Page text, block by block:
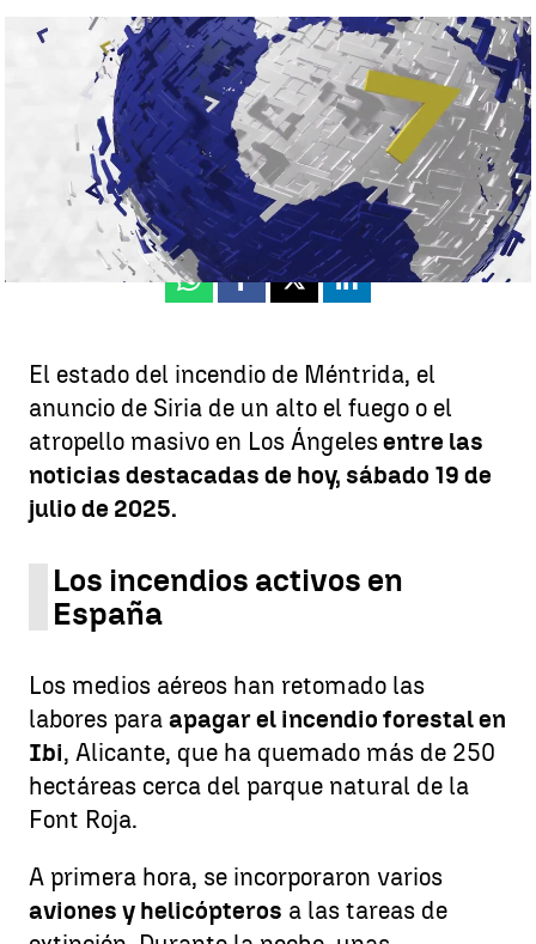
Noticias de hoy, sábado 19 de julio de 2025 |SUMARIO
Antena 3 Noticias
Publicado:19 de julio de 2025, 15:04
WhatsappFacebook
X Linkedin
El estado del incendio de Méntrida, el
anuncio de Siria de un alto el fuego o el
atropello masivo en Los Ángelesentre las
noticias destacadas de hoy, sábado 19 de
julio de 2025.
Los incendios activos en
España
Los medios aéreos han retomado las
labores para apagar el incendio forestal en
Ibi, Alicante, que ha quemado más de 250
hectáreas cerca del parque natural de la
Font Roja.
A primera hora, se incorporaron varios
aviones y helicópteros a las tareas de